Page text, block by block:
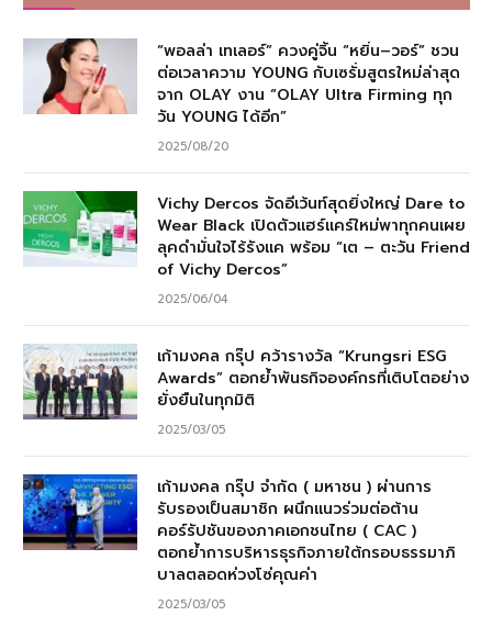
“พอลล่า เทเลอร์” ควงคู่จิ้น “หยิ่น–วอร์” ชวน
ต่อเวลาความ YOUNG กับเซรั่มสูตรใหม่ล่าสุด
จาก OLAY งาน “OLAY Ultra Firming ทุก
วัน YOUNG ได้อีก”
2025/08/20
Vichy Dercos จัดอีเว้นท์สุดยิ่งใหญ่ Dare to
Wear Black เปิดตัวแฮร์แคร์ใหม่พาทุกคนเผย
ลุคดำมั่นใจไร้รังแค พร้อม “เต – ตะวัน Friend
of Vichy Dercos”
2025/06/04
เก้ามงคล กรุ๊ป คว้ารางวัล “Krungsri ESG
Awards” ตอกย้ำพันธกิจองค์กรที่เติบโตอย่าง
ยั่งยืนในทุกมิติ
2025/03/05
เก้ามงคล กรุ๊ป จำกัด ( มหาชน ) ผ่านการ
รับรองเป็นสมาชิก ผนึกแนวร่วมต่อต้าน
คอร์รัปชันของภาคเอกชนไทย ( CAC )
ตอกย้ำการบริหารธุรกิจภายใต้กรอบธรรมาภิ
บาลตลอดห่วงโซ่คุณค่า
2025/03/05